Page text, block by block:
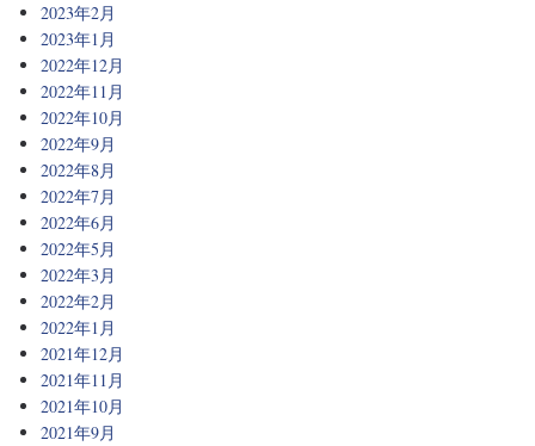
2023年2月
2023年1月
2022年12月
2022年11月
2022年10月
2022年9月
2022年8月
2022年7月
2022年6月
2022年5月
2022年3月
2022年2月
2022年1月
2021年12月
2021年11月
2021年10月
2021年9月